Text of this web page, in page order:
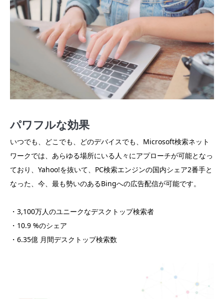
パワフルな効果
いつでも、どこでも、どのデバイスでも、Microsoft検索ネット
ワークでは、あらゆる場所にいる人々にアプローチが可能となっ
ており、Yahoo!を抜いて、PC検索エンジンの国内シェア2番手と
なった、今、最も勢いのあるBingへの広告配信が可能です。
・3,100万人のユニークなデスクトップ検索者
・10.9 %のシェア
・6.35億 月間デスクトップ検索数